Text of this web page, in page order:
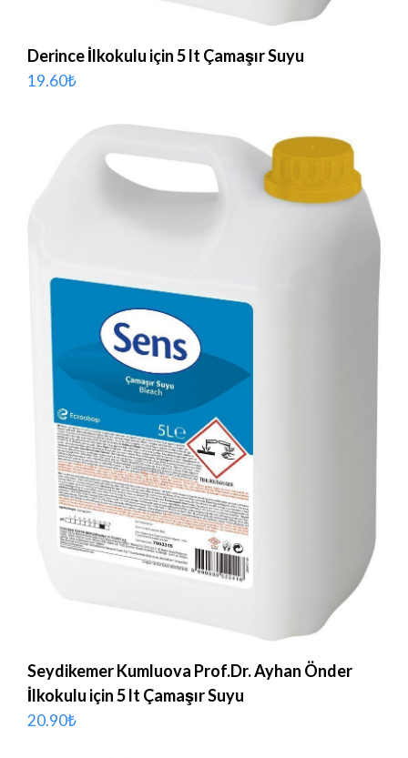
Derince İlkokulu için 5 lt Çamaşır Suyu
19.60₺
Seydikemer Kumluova Prof.Dr. Ayhan Önder
İlkokulu için 5 lt Çamaşır Suyu
20.90₺